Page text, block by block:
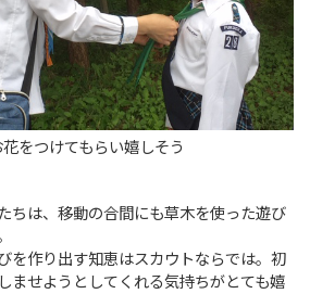
をつけてもらい嬉しそう
ちは、移動の合間にも草木を使った遊び
を作り出す知恵はスカウトならでは。初
ませようとしてくれる気持ちがとても嬉